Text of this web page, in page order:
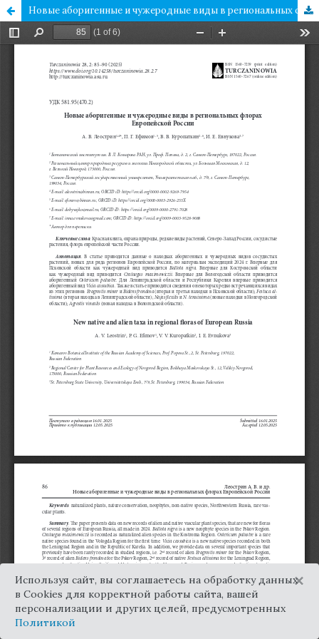
Новые аборигенные и чужеродные виды в региональных флорах Европейской России
Используя сайт, вы соглашаетесь на обработку данных
в Cookies для корректной работы сайта, вашей
персонализации и других целей, предусмотренных
Политикой
×